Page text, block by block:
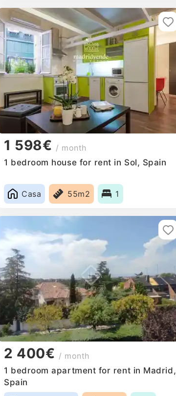
1 598€ / month
1 bedroom house for rent in Sol, Spain
Casa 55m2 1
2 400€ / month
1 bedroom apartment for rent in Madrid,
Spain